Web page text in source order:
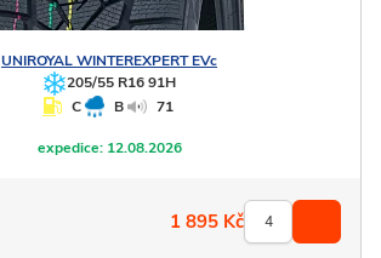
UNIROYALWINTEREXPERT EVc
205/55 R16 91H
C
B 71
expedice:12.08.2026
1 895 Kč